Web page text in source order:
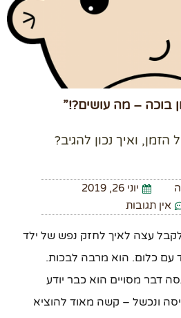
בוכה – מה עושים?!”
ואיך נכון להגיב?
יוני 26, 2019
אין תגובות
עצה לאיך לחזק נפש של ילד
עם כלום. הוא מרבה לבכות.
דבר מסויים הוא כבר יודע
ונכשל – קשה מאוד להוציא